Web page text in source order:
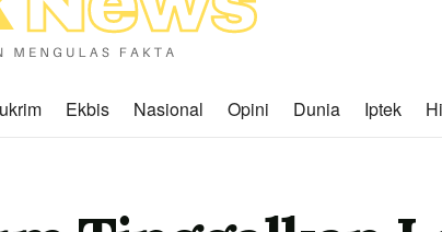
Ekbis Nasional Opini Dunia Iptek